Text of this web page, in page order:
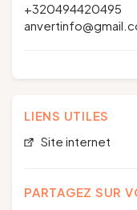
+320494420495
LIENS UTILES
Site internet
PARTAGEZ SUR